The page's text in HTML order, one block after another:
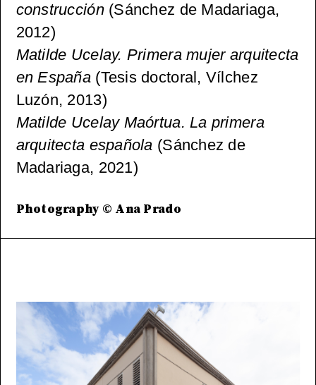
construcción(Sánchez de Madariaga,
2012)
Matilde Ucelay. Primera mujer arquitecta
en España (Tesis doctoral, Vílchez
Luzón, 2013)
Matilde Ucelay Maórtua. La primera
arquitecta española (Sánchez de
Madariaga, 2021)
Photography © Ana Prado